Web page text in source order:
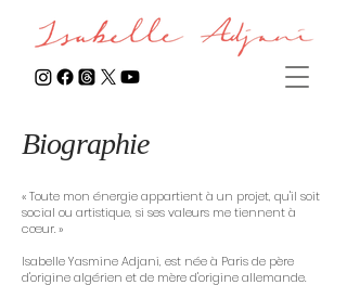
Biographie
« Toute mon énergie appartient à un projet, qu'il soit
social ou artistique, si ses valeurs me tiennent à
cœur. »
Isabelle Yasmine Adjani, est née à Paris de père
d'origine algérien et de mère d'origine allemande.